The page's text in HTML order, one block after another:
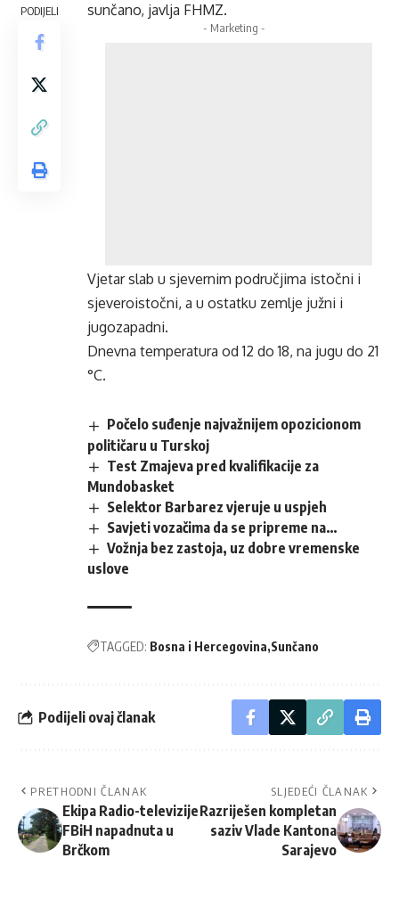
PODIJELI
sunčano, javlja FHMZ.
- Marketing -
Vjetar slab u sjevernim područjima istočni i
sjeveroistočni, a u ostatku zemlje južni i
jugozapadni.
Dnevna temperatura od 12 do 18, na jugu do 21
°C.
Počelo suđenje najvažnijem opozicionom
političaru u Turskoj
Test Zmajeva pred kvalifikacije za
Mundobasket
Selektor Barbarez vjeruje u uspjeh
Savjeti vozačima da se pripreme na…
Vožnja bez zastoja, uz dobre vremenske
uslove
TAGGED: Bosna i Hercegovina Sunčano
Podijeli ovaj članak
PRETHODNI ČLANAK
Ekipa Radio-televizije
FBiH napadnuta u
Brčkom
SLJEDEĆI ČLANAK
Razriješen kompletan
saziv Vlade Kantona
Sarajevo